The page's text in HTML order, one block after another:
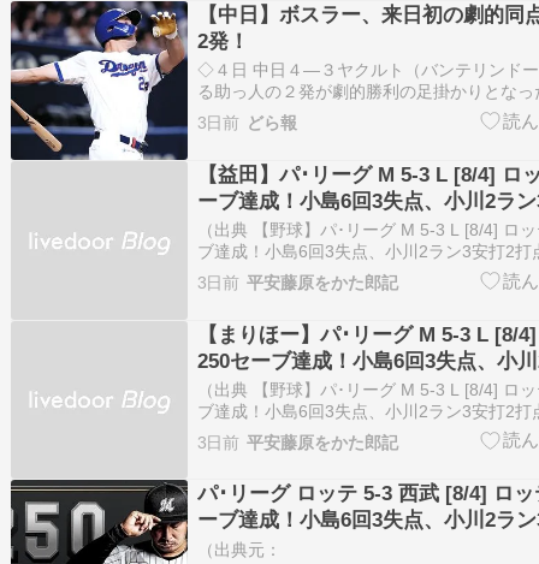
【中日】ボスラー、来日初の劇的同
2発！
◇４日 中日４―３ヤクルト（バンテリンド
る助っ人の２発が劇的勝利の足掛かりとな
と苦しんでいた中日のジェイソン・ボスラ
の１試合２発と大暴れし、サヨナラ勝ちを
をう…
3日前 どら報
【益田】パ･リーグ M 5-3 L [8/4] ロ
ーブ達成！小島6回3失点、小川2ラ
西武平良5失点
（出典 【野球】パ･リーグ M 5-3 L [8/4] ロ
ブ達成！小島6回3失点、小川2ラン3安打2打
[鉄チーズ烏★]）1 鉄チーズ烏 ★ ：2026/08/
20:46:58.97 ID:xFyLymia9西武. ２ ０ ０ ０…
3日前 平安藤原をかた郎記
【まりほー】パ･リーグ M 5-3 L [8/
250セーブ達成！小島6回3失点、小
打点 西武平良5失点
（出典 【野球】パ･リーグ M 5-3 L [8/4] ロ
ブ達成！小島6回3失点、小川2ラン3安打2打
[鉄チーズ烏★]）1 鉄チーズ烏 ★ ：2026/08/
20:46:58.97 ID:xFyLymia9西武. ２ ０ ０ ０…
3日前 平安藤原をかた郎記
パ･リーグ ロッテ 5-3 西武 [8/4] ロッ
ーブ達成！小島6回3失点、小川2ラ
西武平良5失点
（出典元：